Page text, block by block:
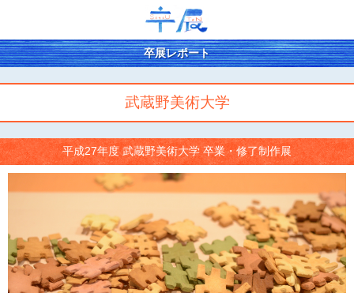
卒展レポート
武蔵野美術大学
平成27年度 武蔵野美術大学 卒業・修了制作展